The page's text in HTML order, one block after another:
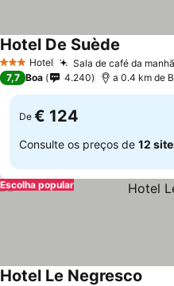
3 EstrelasHotel Sala de café da
Hotel De Suède
7,7 Boa 4.240 a 0.4 km de
De € 124
Consulte os preços de 12
Escolha popular
Hotel Le Negresco